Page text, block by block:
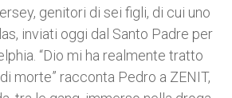
genitori di sei figli, di cui uno
inviati oggi dal Santo Padre per
“Dio mi ha realmente tratto
morte” racconta Pedro a ZENIT,